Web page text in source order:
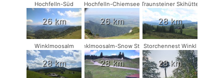
Hochfelln-Süd
26 km
Hochfelln-Chiemsee
26 km
Traunsteiner Skihütte
28 km
Winklmoosalm
28 km
Winklmoosalm-Snow Stake
28 km
Storchennest Winkl
28 km